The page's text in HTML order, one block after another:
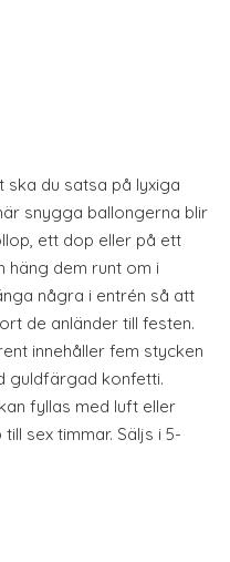
du satsa på lyxiga
snygga ballongerna blir
ett dop eller på ett
häng dem runt om i
några i entrén så att
de anländer till festen.
innehåller fem stycken
guldfärgad konfetti.
fyllas med luft eller
sex timmar. Säljs i 5-